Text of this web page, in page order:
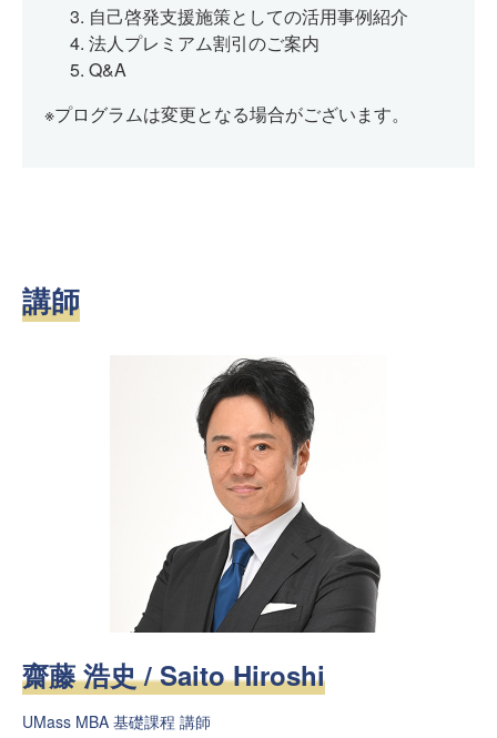
自己啓発支援施策としての活用事例紹介
法人プレミアム割引のご案内
Q&A
※プログラムは変更となる場合がございます。
講師
齋藤 浩史 / Saito Hiroshi
UMass MBA 基礎課程 講師